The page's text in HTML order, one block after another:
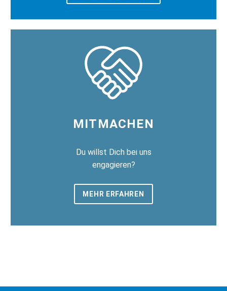
MITMACHEN
Du willst Dich bei uns
engagieren?
MEHR ERFAHREN